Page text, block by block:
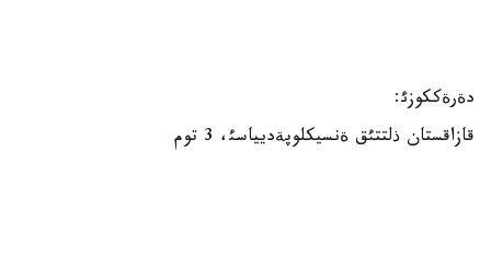
دةرةككوزئ:
قازاقستان ذلتتئق ةنسيكلوپةديياسئ، 3 توم